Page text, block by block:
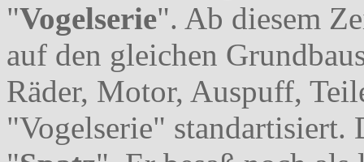
"Vogelserie". Ab diesem
auf den gleichen
Räder, Motor, Auspuff,
"Vogelserie" standartisiert.